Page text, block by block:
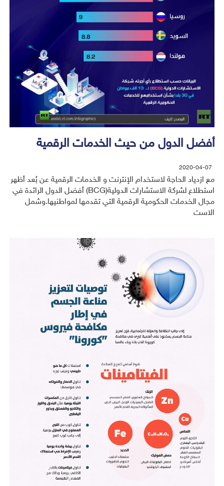
أفضل الدول من حيث الخدمات الرقمية
2020-04-07
مع ازدياد الحاجة لاستخدام الإنترنت و الخدمات الرقمية عن بُعد أظهر
استطلاع لشركة الاستشارات الدولية(BCG) أفضل الدول الرائدة في
مجال الخدمات الحكومية الرقمية التي تقدمها لمواطنيها.وشمل
الاست